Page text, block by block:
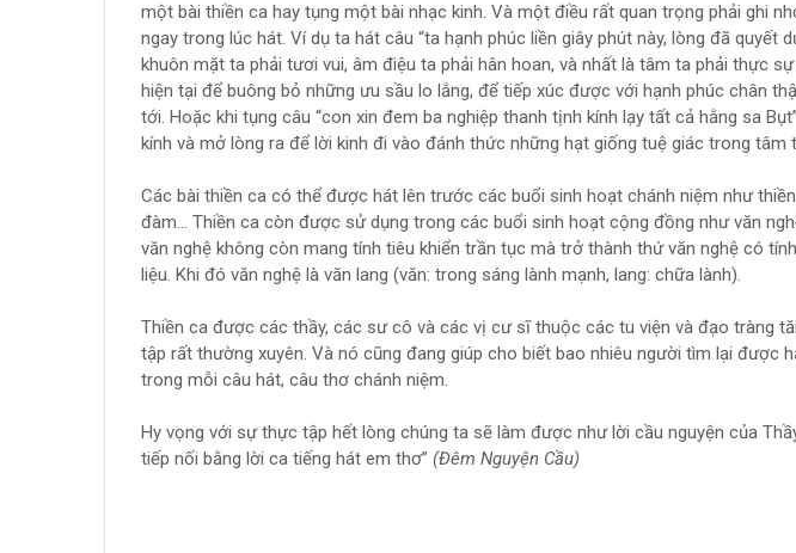
một bài thiền ca hay tụng một bài nhạc kinh. Và một điều rất quan trọng phải ghi
ngay trong lúc hát. Ví dụ ta hát câu “ta hạnh phúc liền giây phút này, lòng đã quyết
khuôn mặt ta phải tươi vui, âm điệu ta phải hân hoan, và nhất là tâm ta phải thực
hiện tại để buông bỏ những ưu sầu lo lắng, để tiếp xúc được với hạnh phúc chân
tới. Hoặc khi tụng câu “con xin đem ba nghiệp thanh tịnh kính lạy tất cả hằng sa
kính và mở lòng ra để lời kinh đi vào đánh thức những hạt giống tuệ giác trong tâm
Các bài thiền ca có thể được hát lên trước các buổi sinh hoạt chánh niệm như
đàm… Thiền ca còn được sử dụng trong các buổi sinh hoạt cộng đồng như văn
văn nghệ không còn mang tính tiêu khiển trần tục mà trở thành thứ văn nghệ có
liệu. Khi đó văn nghệ là văn lang (văn: trong sáng lành mạnh, lang: chữa lành).
Thiền ca được các thầy, các sư cô và các vị cư sĩ thuộc các tu viện và đạo tràng
tập rất thường xuyên. Và nó cũng đang giúp cho biết bao nhiêu người tìm lại được
trong mỗi câu hát, câu thơ chánh niệm.
Hy vọng với sự thực tập hết lòng chúng ta sẽ làm được như lời cầu nguyện của
tiếp nối bằng lời ca tiếng hát em thơ” (Đêm Nguyện Cầu)